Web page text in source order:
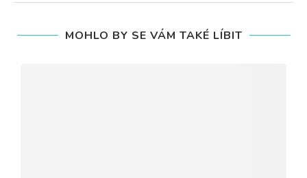
MOHLO BY SE VÁM TAKÉ LÍBIT